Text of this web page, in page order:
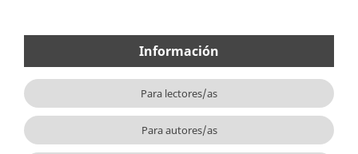
Información
Para lectores/as
Para autores/as